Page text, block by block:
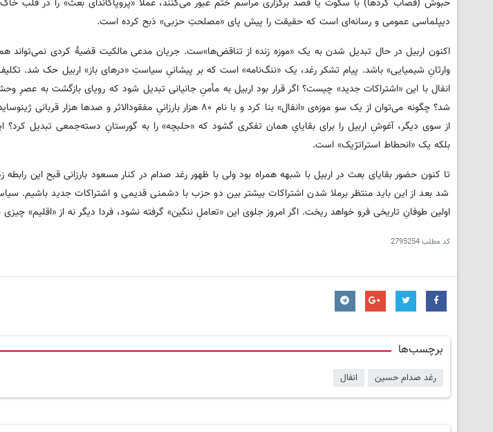
دیپلماسی عمومی و رسانه‌ای است که حقیقت را پیش پای «مصلحتِ حزبی» ذبح کرده است.
اکنون اربیل در حال تبدیل شدن به یک «موزه زنده از تناقض‌ها»ست. جریان مدعی مالکیت قضیۀ کردی نمی‌تواند
انفال با این «اشتراکات جدید» چیست؟ اگر قرار بود اربیل به مأمنِ جانیانی تبدیل شود که رویای بازگشت به
شد؟ چگونه می‌توان از یک سو موزه‌ی «انفال» بنا کرد و با نام ۸۰ هزار بارزانیِ
از سوی دیگر، آغوشِ اربیل را برای بقایایِ همان تفکری گشود که «حلبچه» را به گورستانِ دسته‌جمعی تبدیل کرد؟
بلکه یک «انحطاط استراتژیک» است.
تا کنون حضور بقایای بعث در اربیل با شبهه همراه بود ولی با ظهور رغد صدام در کنار مسعود بارزانی قبح این رابطه
شد بعد از این باید منتظر برملا شدن اشتراکات بیشتر بین دو حزب با دشمنی قدیمی و اشتراکات جدید باشیم.
اولین طوفانِ تاریخی فرو خواهد ریخت. اگر امروز جلوی این «تعاملِ ننگین» گرفته نشود، فردا دیگر نه از «اقلیم»
کد مطلب2795254
برچسب‌ها
رغد صدام حسین انفال